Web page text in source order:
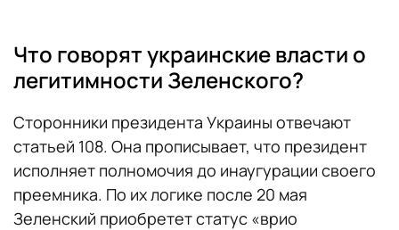
Что говорят украинские власти о
легитимности Зеленского?
Сторонники президента Украины отвечают
статьей 108. Она прописывает, что президент
исполняет полномочия до инаугурации своего
преемника. По их логике после 20 мая
Зеленский приобретет статус «врио